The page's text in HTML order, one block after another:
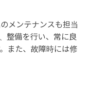
メンテナンスも担当
整備を行い、常に良
また、故障時には修